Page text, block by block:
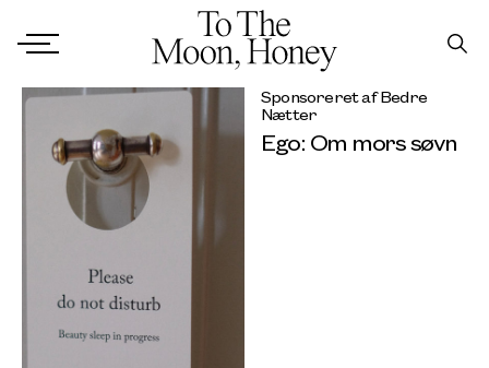
Sponsoreret af Bedre
Nætter
Ego: Om mors søvn